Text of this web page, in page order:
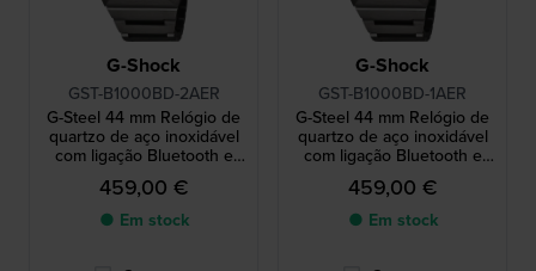
G-Shock
GST-B1000BD-2AER
G-Steel 44 mm Relógio de
quartzo de aço inoxidável
com ligação Bluetooth e
alimentado a energia solar
459,00 €
● Em stock
G-Shock
GST-B1000BD-1AER
G-Steel 44 mm Relógio de
quartzo de aço inoxidável
com ligação Bluetooth e
alimentado a energia solar
459,00 €
● Em stock